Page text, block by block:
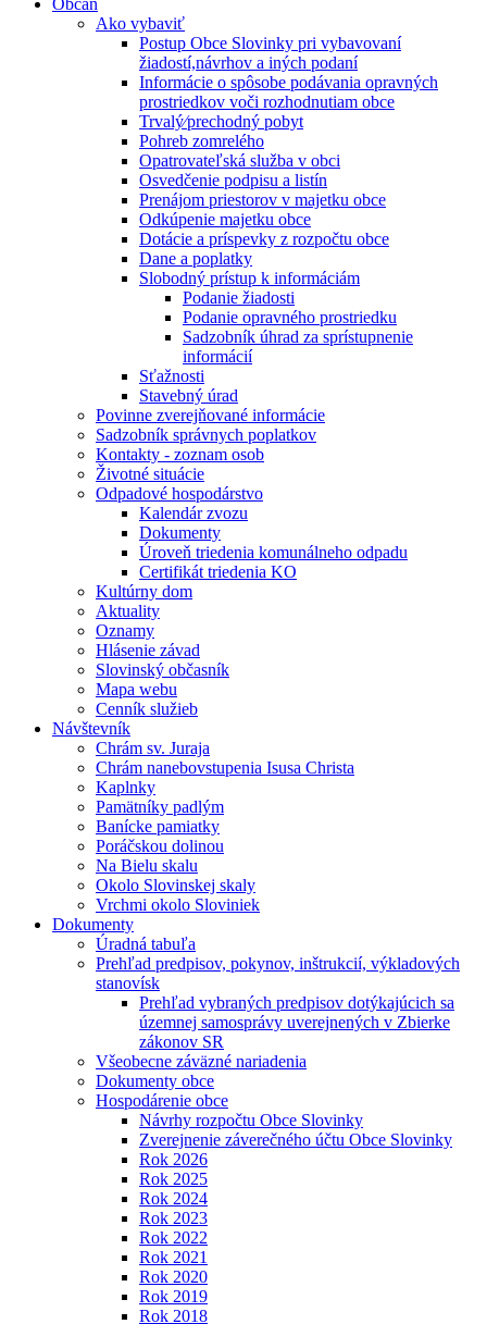
Občan
Ako vybaviť
Postup Obce Slovinky pri vybavovaní
žiadostí,návrhov a iných podaní
Informácie o spôsobe podávania opravných
prostriedkov voči rozhodnutiam obce
Trvalý⁄prechodný pobyt
Pohreb zomrelého
Opatrovateľská služba v obci
Osvedčenie podpisu a listín
Prenájom priestorov v majetku obce
Odkúpenie majetku obce
Dotácie a príspevky z rozpočtu obce
Dane a poplatky
Slobodný prístup k informáciám
Podanie žiadosti
Podanie opravného prostriedku
Sadzobník úhrad za sprístupnenie
informácií
Sťažnosti
Stavebný úrad
Povinne zverejňované informácie
Sadzobník správnych poplatkov
Kontakty - zoznam osob
Životné situácie
Odpadové hospodárstvo
Kalendár zvozu
Dokumenty
Úroveň triedenia komunálneho odpadu
Certifikát triedenia KO
Kultúrny dom
Aktuality
Oznamy
Hlásenie závad
Slovinský občasník
Mapa webu
Cenník služieb
Návštevník
Chrám sv. Juraja
Chrám nanebovstupenia Isusa Christa
Kaplnky
Pamätníky padlým
Banícke pamiatky
Poráčskou dolinou
Na Bielu skalu
Okolo Slovinskej skaly
Vrchmi okolo Sloviniek
Dokumenty
Úradná tabuľa
Prehľad predpisov, pokynov, inštrukcií, výkladových
stanovísk
Prehľad vybraných predpisov dotýkajúcich sa
územnej samosprávy uverejnených v Zbierke
zákonov SR
Všeobecne záväzné nariadenia
Dokumenty obce
Hospodárenie obce
Návrhy rozpočtu Obce Slovinky
Zverejnenie záverečného účtu Obce Slovinky
Rok 2026
Rok 2025
Rok 2024
Rok 2023
Rok 2022
Rok 2021
Rok 2020
Rok 2019
Rok 2018